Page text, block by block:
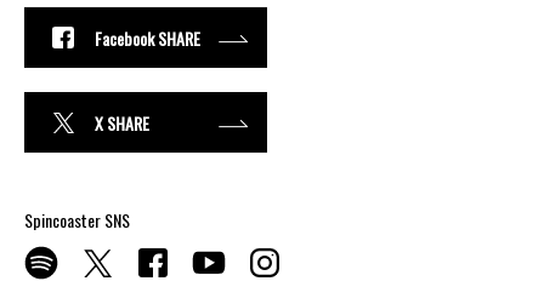
Facebook SHARE
X SHARE
Spincoaster SNS